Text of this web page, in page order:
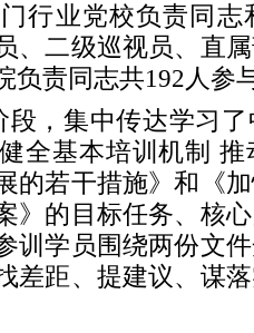
行业党校负责同志
、二级巡视员、直
负责同志共192人参
段，集中传达学习
全基本培训机制
的若干措施》和《
》的目标任务、核
训学员围绕两份文
差距、提建议、谋